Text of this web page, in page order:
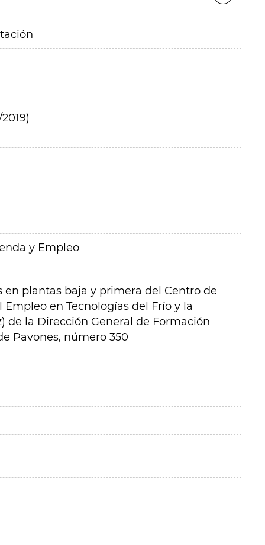
y Empleo
en plantas baja y primera del Centro de
en Tecnologías del Frío y la
de la Dirección General de Formación
Pavones, número 350